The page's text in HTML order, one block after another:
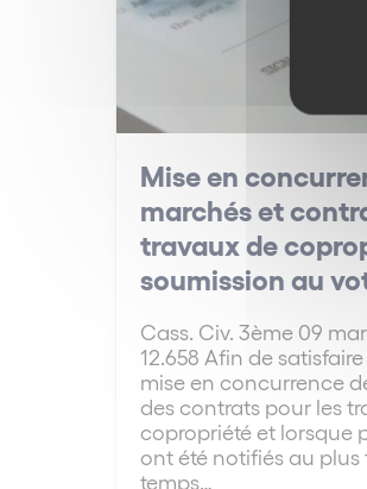
Mise en
marchés et
travaux de
soumission au
Cass. Civ. 3ème 09
12.658 Afin de
mise en concurrence
des contrats pour les
copropriété et lorsque
ont été notifiés au plus
temps…